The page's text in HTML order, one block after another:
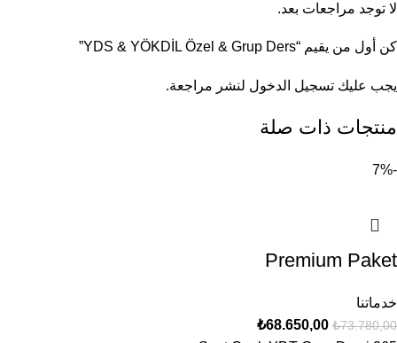
لا توجد مراجعات بعد.
كن أول من يقيم “YDS & YÖKDİL Özel & Grup Ders”
يجب عليك تسجيل الدخول لنشر مراجعة.
منتجات ذات صلة
-7%
Premium Paket
خدماتنا
₺73.780,00
₺68.650,00